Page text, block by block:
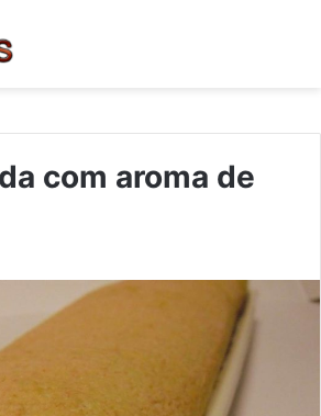
com aroma de